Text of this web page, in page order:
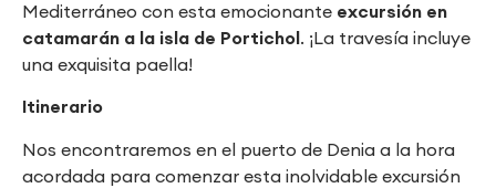
Mediterráneo con esta emocionante excursión en
catamarán a la isla de Portichol. ¡La travesía incluye
una exquisita paella!
Itinerario
Nos encontraremos en el puerto de Denia a la hora
acordada para comenzar esta inolvidable excursión